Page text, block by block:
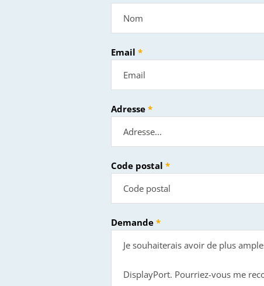
Email
Adresse
Code postal
Demande